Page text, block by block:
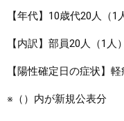
【年代】10歳代20人（1
【内訳】部員20人（1人）
【陽性確定日の症状】
※（）内が新規公表分